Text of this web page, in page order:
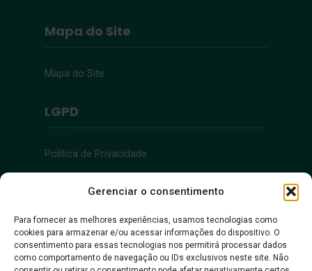
Gerenciar o consentimento
Para fornecer as melhores experiências, usamos tecnologias como
cookies para armazenar e/ou acessar informações do dispositivo. O
consentimento para essas tecnologias nos permitirá processar dados
como comportamento de navegação ou IDs exclusivos neste site. Não
Mapa do Site
Mapa do Site
LGPD
Política de Privacidade
Acessibilidade
Acessibilidade